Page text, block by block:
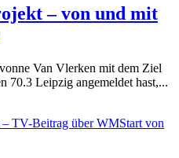
– von und mit
Van Vlerken mit dem Ziel
70.3 Leipzig angemeldet hast,...